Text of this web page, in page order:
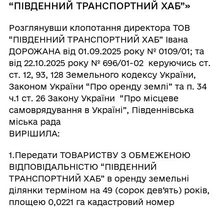
“ПІВДЕННИЙ ТРАНСПОРТНИЙ ХАБ”»
Розглянувши клопотання директора ТОВ
“ПІВДЕННИЙ ТРАНСПОРТНИЙ ХАБ” Івана
ДОРОЖАНА від 01.09.2025 року № 0109/01; та
від 22.10.2025 року № 696/01-02 керуючись ст.
ст. 12, 93, 128 Земельного кодексу України,
Законом України “Про оренду землі” та п. 34
ч.1 ст. 26 Закону України “Про місцеве
самоврядування в Україні”, Південнівська
міська рада
ВИРІШИЛА:
1.Передати ТОВАРИСТВУ З ОБМЕЖЕНОЮ
ВІДПОВІДАЛЬНІСТЮ “ПІВДЕННИЙ
ТРАНСПОРТНИЙ ХАБ” в оренду земельні
ділянки терміном на 49 (сорок дев’ять) років,
площею 0,0221 га кадастровий номер